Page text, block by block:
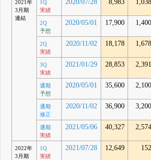
2021年
3月期
連結
1Q
実績
2020/07/28 8,983 1,038
2Q
予想
2020/05/01 17,900 1,400
2Q
実績
2020/11/02 18,178 1,678
3Q
実績
2021/01/29 28,853 2,391
通期
予想
2020/05/01 35,600 2,100
通期
修正
2020/11/02 36,900 3,200
通期
実績
2021/05/06 40,327 2,574
2022年
3月期
1Q
実績
2021/07/28 12,649 152